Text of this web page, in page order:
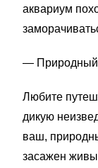
аквариум
— Природный
Любите
дикую
ваш,
засажен